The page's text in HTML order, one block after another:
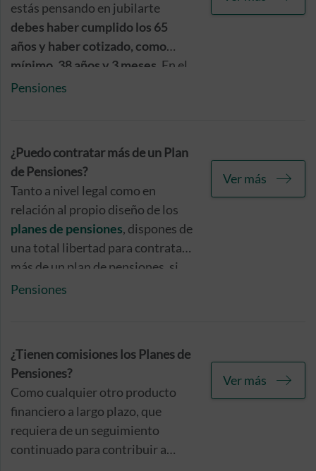
incluso cómo hacer el cálculo si la
jubilación es anticipada!
estás pensando en jubilarte
debes haber cumplido los 65
años y haber cotizado, como
mínimo, 38 años y 3 meses . En el
caso de que hayas cotizado
progresivamente hasta
establecerse en los 67 años en
2027.
Pensiones
¿Puedo contratar más de un Plan
de Pensiones?
Tanto a nivel legal como en
relación al propio diseño de los
planes de pensiones, dispones de
una total libertad para contratar
más de un plan de pensiones, si
consideras que esta opción
Pensiones
Ver más
¿Tienen comisiones los Planes de
Pensiones?
Como cualquier otro producto
financiero a largo plazo, que
requiera de un seguimiento
continuado para contribuir a
Ver más